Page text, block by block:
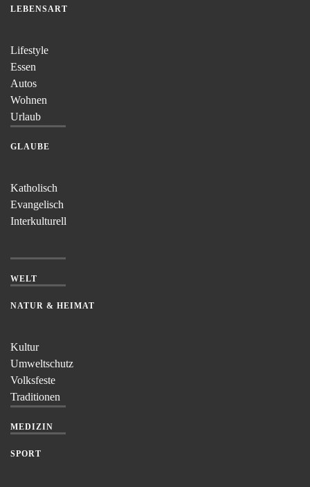
LEBENSART
Lifestyle
Essen
Autos
Wohnen
Urlaub
GLAUBE
Katholisch
Evangelisch
Interkulturell
WELT
NATUR & HEIMAT
Kultur
Umweltschutz
Volksfeste
Traditionen
MEDIZIN
SPORT